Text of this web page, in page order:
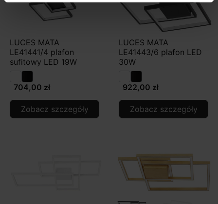
LUCES MATA
LE41441/4 plafon
sufitowy LED 19W
704,00 zł
Zobacz szczegóły
LUCES MATA
LE41443/6 plafon LED
30W
922,00 zł
Zobacz szczegóły